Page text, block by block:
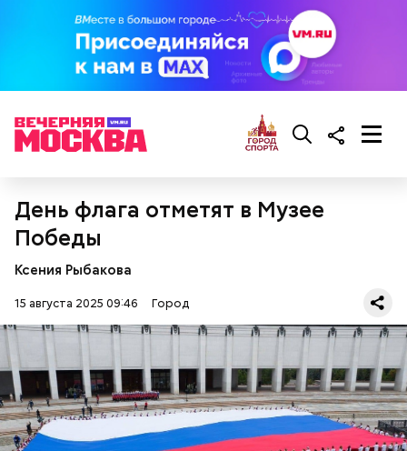
День флага отметят в Музее
Победы
Ксения Рыбакова
15 августа 2025 09:46 Город
Карту москвича могут получить следующие
категории граждан:
получатели жилищных субсидий.
Обеспечение комфорта и
безопасности
пресс-службе: